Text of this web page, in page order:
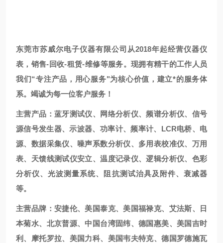
东莞市苏威尔电子仪器有限公司从2018年起经营仪器仪
表，销售-回收-租赁-维修等服务。现拥有精干的工作人员
我们“专注产品，用心服务"为核心价值，建立*的服务体
系。竭诚为每一位客户服务！
主营产品：蓝牙测试仪、网络分析仪、频谱分析仪、信号
源信号发生器、示波器、功率计、频率计、LCR电桥、电
源、数据采集仪、噪声系数分析仪、多用表校准仪、万用
表、天馈线测试仪安立、温度记录仪、逻辑分析仪、色彩
分析仪、光波测量系统、阻抗测试治具及附件、衰减器
等。
主营品牌：安捷伦、美国泰克、美国福禄克、艾法斯、日
本菊水、北京普源、中国台湾固纬、德国惠美、美国吉时
利、摩托罗拉、美国力科、美国韦夫特克、德国罗德施瓦